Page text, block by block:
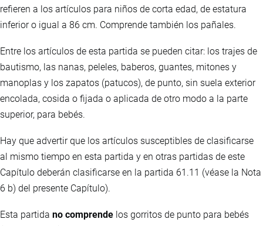
refieren a los artículos para niños de corta edad, de estatura
inferior o igual a 86 cm. Comprende también los pañales.
Entre los artículos de esta partida se pueden citar: los trajes de
bautismo, las nanas, peleles, baberos, guantes, mitones y
manoplas y los zapatos (patucos), de punto, sin suela exterior
encolada, cosida o fijada o aplicada de otro modo a la parte
superior, para bebés.
Hay que advertir que los artículos susceptibles de clasificarse
al mismo tiempo en esta partida y en otras partidas de este
Capítulo deberán clasificarse en la partida 61.11 (véase la Nota
6 b) del presente Capítulo).
Esta partida no comprende los gorritos de punto para bebés